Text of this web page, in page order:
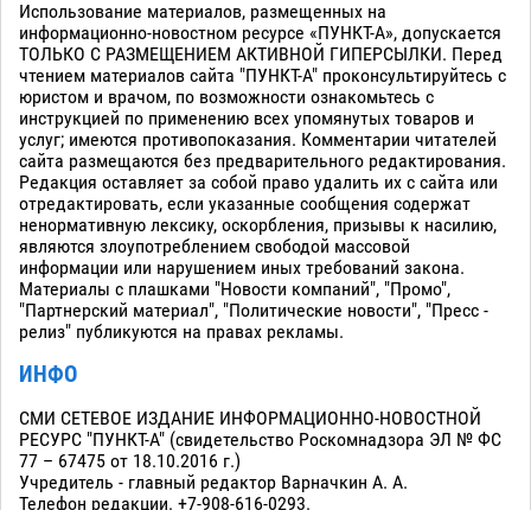
Использование материалов, размещенных на
информационно-новостном ресурсе «ПУНКТ-А», допускается
ТОЛЬКО С РАЗМЕЩЕНИЕМ АКТИВНОЙ ГИПЕРСЫЛКИ. Перед
чтением материалов сайта "ПУНКТ-А" проконсультируйтесь с
юристом и врачом, по возможности ознакомьтесь с
инструкцией по применению всех упомянутых товаров и
услуг; имеются противопоказания. Комментарии читателей
сайта размещаются без предварительного редактирования.
Редакция оставляет за собой право удалить их с сайта или
отредактировать, если указанные сообщения содержат
ненормативную лексику, оскорбления, призывы к насилию,
являются злоупотреблением свободой массовой
информации или нарушением иных требований закона.
Материалы с плашками "Новости компаний", "Промо",
"Партнерский материал", "Политические новости", "Пресс -
релиз" публикуются на правах рекламы.
ИНФО
СМИ СЕТЕВОЕ ИЗДАНИЕ ИНФОРМАЦИОННО-НОВОСТНОЙ
РЕСУРС "ПУНКТ-А" (свидетельство Роскомнадзора ЭЛ № ФС
77 – 67475 от 18.10.2016 г.)
Учредитель - главный редактор Варначкин А. А.
Телефон редакции. +7-908-616-0293.